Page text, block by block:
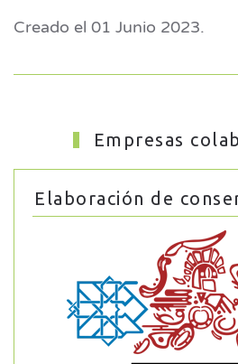
Creado el 01 Junio 2023.
Empresas
Elaboración de